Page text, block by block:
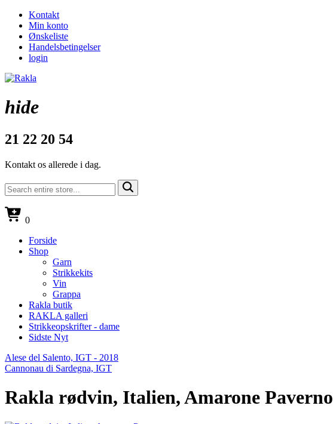
Kontakt
Min konto
Ønskeliste
Handelsbetingelser
login
hide
21 22 20 54
Kontakt os allerede i dag.
0
Forside
Shop
Garn
Strikkekits
Vin
Grappa
Rakla butik
RAKLA galleri
Strikkeopskrifter - dame
Sidste Nyt
Alese del Salento, IGT - 2018
Cannonau di Sardegna, IGT
Rakla rødvin, Italien, Amarone Paverno